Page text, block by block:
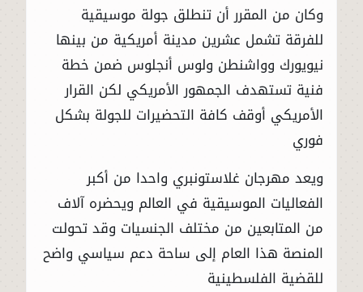
وكان من المقرر أن تنطلق جولة موسيقية
للفرقة تشمل عشرين مدينة أمريكية من بينها
نيويورك وواشنطن ولوس أنجلوس ضمن خطة
فنية تستهدف الجمهور الأمريكي لكن القرار
الأمريكي أوقف كافة التحضيرات للجولة بشكل
فوري
ويعد مهرجان غلاستونبري واحدا من أكبر
الفعاليات الموسيقية في العالم ويحضره آلاف
من المتابعين من مختلف الجنسيات وقد تحولت
المنصة هذا العام إلى ساحة دعم سياسي واضح
للقضية الفلسطينية